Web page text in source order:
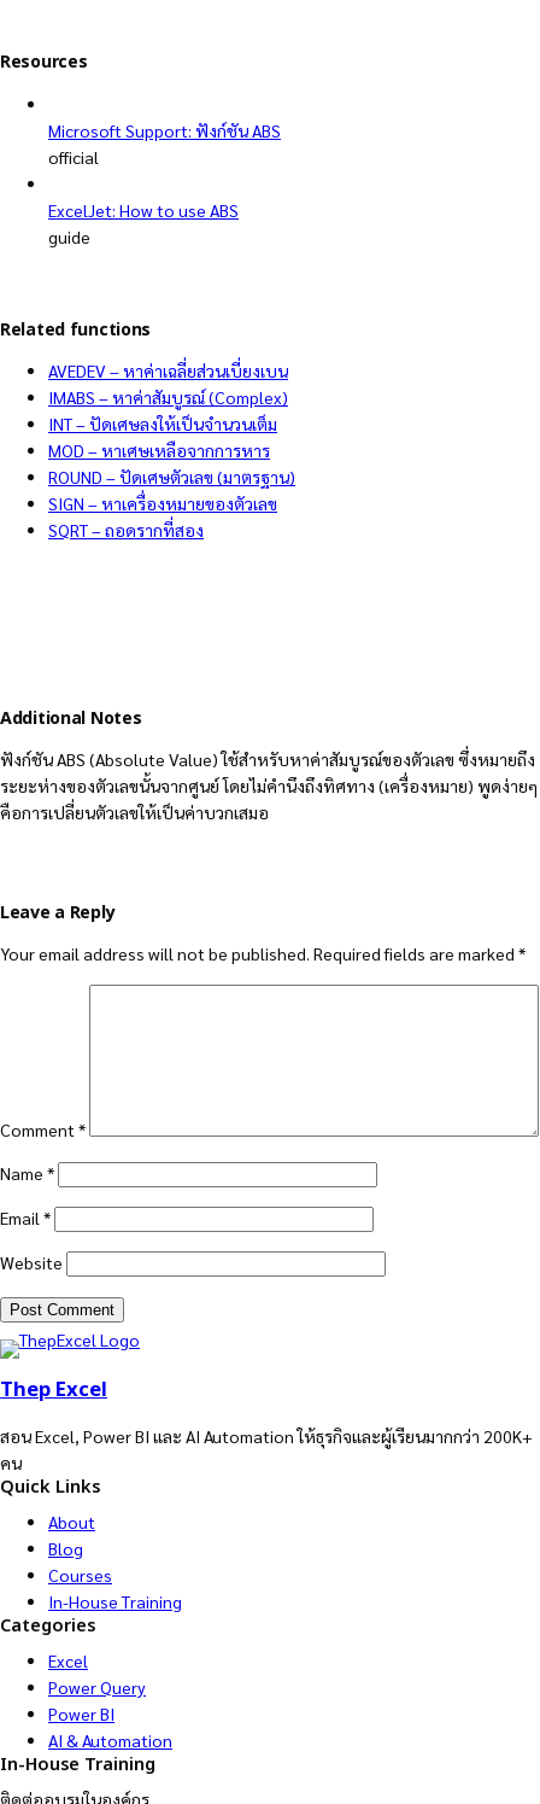
Resources
Microsoft Support: ฟังก์ชัน ABS
official
ExcelJet: How to use ABS
guide
Related functions
AVEDEV – หาค่าเฉลี่ยส่วนเบี่ยงเบน
IMABS – หาค่าสัมบูรณ์ (Complex)
INT – ปัดเศษลงให้เป็นจำนวนเต็ม
MOD – หาเศษเหลือจากการหาร
ROUND – ปัดเศษตัวเลข (มาตรฐาน)
SIGN – หาเครื่องหมายของตัวเลข
SQRT – ถอดรากที่สอง
Additional Notes
ฟังก์ชัน ABS (Absolute Value) ใช้สำหรับหาค่าสัมบูรณ์ของตัวเลข ซึ่งหมายถึง
ระยะห่างของตัวเลขนั้นจากศูนย์ โดยไม่คำนึงถึงทิศทาง (เครื่องหมาย) พูดง่ายๆ
คือการเปลี่ยนตัวเลขให้เป็นค่าบวกเสมอ
Leave a Reply
Your email address will not be published. Required fields are marked *
Comment *
Name *
Email *
Website
Thep Excel
สอน Excel, Power BI และ AI Automation ให้ธุรกิจและผู้เรียนมากกว่า 200K+
คน
Quick Links
About
Blog
Courses
In-House Training
Categories
Excel
Power Query
Power BI
AI & Automation
In-House Training
ติดต่ออบรมในองค์กร